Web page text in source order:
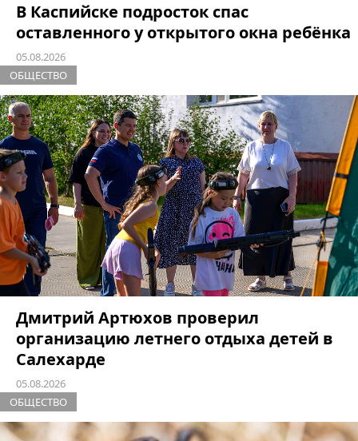
В Каспийске подросток спас
оставленного у открытого окна ребёнка
05.08.2026
ОБЩЕСТВО
Дмитрий Артюхов проверил
организацию летнего отдыха детей в
Салехарде
05.08.2026
ОБЩЕСТВО